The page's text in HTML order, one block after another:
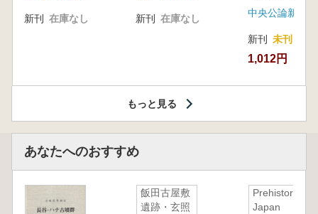
新刊 在庫なし 新刊 在庫なし
中央公論新社
新刊 未刊
1,012円
もっと見る
あなたへのおすすめ
飯田古屋敷
遺跡・玄照
Prehistoric
Japan